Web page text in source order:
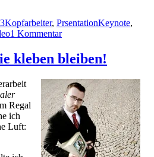
Kategorien
Kopfarbeiter, PrsentationSchlagwörter
Keynote,
1 Kommentarzu
„Präsentationen,
die
bleiben“
online
(Video)
kleben bleiben!
Regal
ich
Luft: